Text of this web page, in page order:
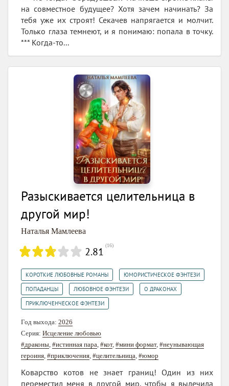
на совместное будущее? Хотя зачем начинать? За
тебя уже их строят! Секачев напрягается и молчит.
Только глаза темнеют, и я понимаю: попала в точку.
*** Когда-то...
Разыскивается целительница в
другой мир!
Наталья Мамлеева
2.81 (16)
КОРОТКИЕ ЛЮБОВНЫЕ РОМАНЫ ЮМОРИСТИЧЕСКОЕ ФЭНТЕЗИ
ПОПАДАНЦЫ ЛЮБОВНОЕ ФЭНТЕЗИ О ДРАКОНАХ
ПРИКЛЮЧЕНЧЕСКОЕ ФЭНТЕЗИ
Год выхода: 2026
Серия: Исцеление любовью
#драконы, #истинная пара, #кот, #мини формат, #неунывающая
героиня, #приключения, #целительница, #юмор
Коварство котов не знает границ! Один из них
переместил меня в другой мир, чтобы я вылечила